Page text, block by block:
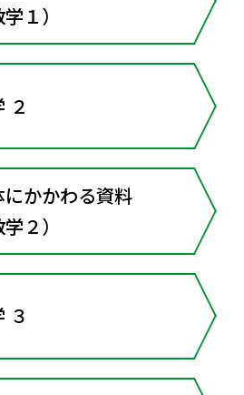
１）
２
かかわる資料
２）
３